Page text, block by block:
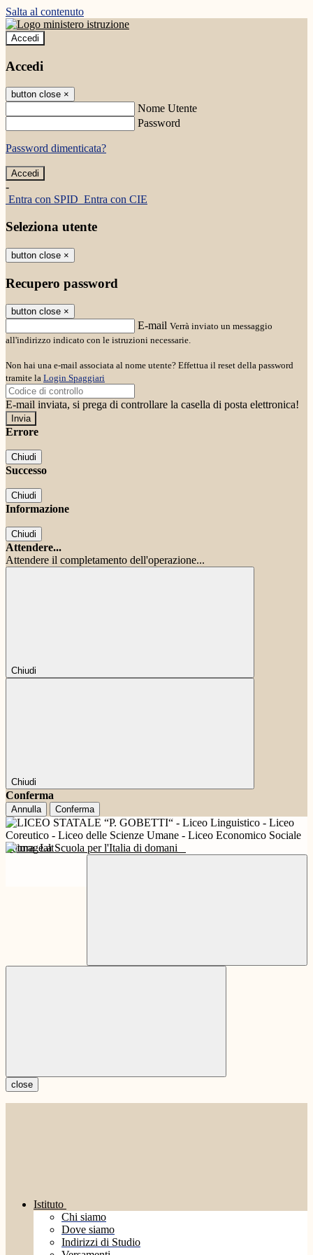
Salta al contenuto
Accedi
Accedi
button close ×
Nome Utente
Password
Password dimenticata?
-
Entra con SPID Entra con CIE
Seleziona utente
button close ×
Recupero password
button close ×
E-mail Verrà inviato un messaggio
all'indirizzo indicato con le istruzioni necessarie.
Non hai una e-mail associata al nome utente? Effettua il reset della password
tramite la Login Spaggiari
E-mail inviata, si prega di controllare la casella di posta elettronica!
Errore
Chiudi
Successo
Chiudi
Informazione
Chiudi
Attendere...
Attendere il completamento dell'operazione...
Chiudi
Chiudi
Conferma
Annulla Conferma
Futura La Scuola per l'Italia di domani
close
Istituto
Chi siamo
Dove siamo
Indirizzi di Studio